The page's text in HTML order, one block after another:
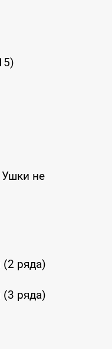
не
(2 ряда)
(3 ряда)